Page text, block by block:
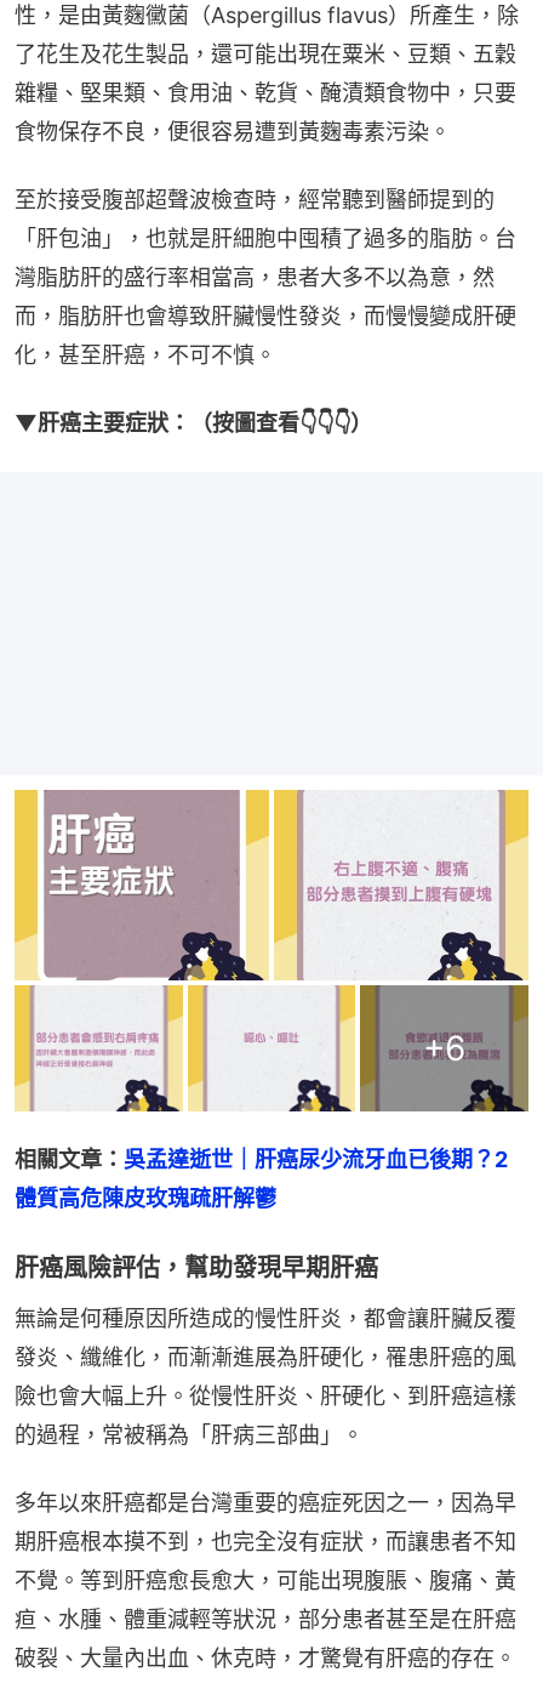
性，是由黃麴黴菌（Aspergillus flavus）所產生，除
了花生及花生製品，還可能出現在粟米、豆類、五穀
雜糧、堅果類、食用油、乾貨、醃漬類食物中，只要
食物保存不良，便很容易遭到黃麴毒素污染。
至於接受腹部超聲波檢查時，經常聽到醫師提到的
「肝包油」，也就是肝細胞中囤積了過多的脂肪。台
灣脂肪肝的盛行率相當高，患者大多不以為意，然
而，脂肪肝也會導致肝臟慢性發炎，而慢慢變成肝硬
化，甚至肝癌，不可不慎。
▼肝癌主要症狀：（按圖查看👇👇👇）
+6
相關文章： 吳孟達逝世｜肝癌尿少流牙血已後期？2
體質高危陳皮玫瑰疏肝解鬱
肝癌風險評估，幫助發現早期肝癌
無論是何種原因所造成的慢性肝炎，都會讓肝臟反覆
發炎、纖維化，而漸漸進展為肝硬化，罹患肝癌的風
險也會大幅上升。從慢性肝炎、肝硬化、到肝癌這樣
的過程，常被稱為「肝病三部曲」。
多年以來肝癌都是台灣重要的癌症死因之一，因為早
期肝癌根本摸不到，也完全沒有症狀，而讓患者不知
不覺。等到肝癌愈長愈大，可能出現腹脹、腹痛、黃
疸、水腫、體重減輕等狀況，部分患者甚至是在肝癌
破裂、大量內出血、休克時，才驚覺有肝癌的存在。